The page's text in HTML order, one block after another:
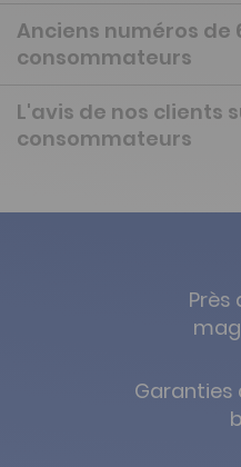
Anciens numéros de
consommateurs
L'avis de nos clients
consommateurs
Près
Garanties